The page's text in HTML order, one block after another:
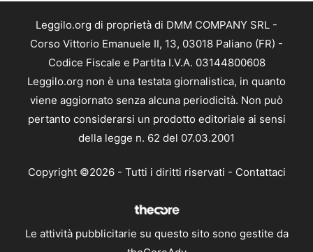
Leggilo.org di proprietà di DMM COMPANY SRL -
Corso Vittorio Emanuele II, 13, 03018 Paliano (FR) -
Codice Fiscale e Partita I.V.A. 03144800608
Leggilo.org non è una testata giornalistica, in quanto
viene aggiornato senza alcuna periodicità. Non può
pertanto considerarsi un prodotto editoriale ai sensi
della legge n. 62 del 07.03.2001
Copyright ©2026 - Tutti i diritti riservati - Contattaci
Le attività pubblicitarie su questo sito sono gestite da